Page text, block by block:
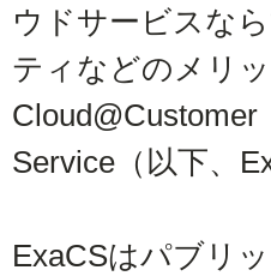
ウドサービスな
ティなどのメリ
Service（以下、
ExaCSはパブリ